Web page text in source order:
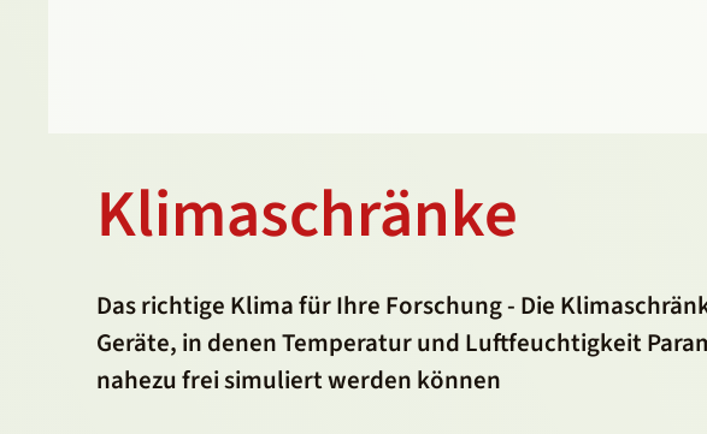
Klimaschränke
Das richtige Klima für Ihre Forschung - Die
Geräte, in denen Temperatur und Luftfeuchtigkeit
nahezu frei simuliert werden können